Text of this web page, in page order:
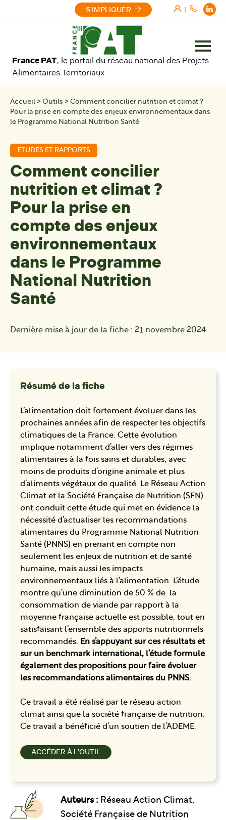
|
France PAT, le portail du réseau national des Projets
Alimentaires Territoriaux
S'IMPLIQUER
Ouvrir
le
Accueil > Outils > Comment concilier nutrition et climat ?
Pour la prise en compte des enjeux environnementaux dans
le Programme National Nutrition Santé
ETUDES ET RAPPORTS
Comment concilier
nutrition et climat ?
Pour la prise en
compte des enjeux
environnementaux
dans le Programme
National Nutrition
Santé
Dernière mise à jour de la fiche : 21 novembre 2024
Résumé de la fiche
L’alimentation doit fortement évoluer dans les
prochaines années afin de respecter les objectifs
climatiques de la France. Cette évolution
implique notamment d’aller vers des régimes
alimentaires à la fois sains et durables, avec
moins de produits d’origine animale et plus
d’aliments végétaux de qualité. Le Réseau Action
Climat et la Société Française de Nutrition (SFN)
ont conduit cette étude qui met en évidence la
nécessité d’actualiser les recommandations
alimentaires du Programme National Nutrition
Santé (PNNS) en prenant en compte non
seulement les enjeux de nutrition et de santé
humaine, mais aussi les impacts
environnementaux liés à l’alimentation. L’étude
montre qu’une diminution de 50 % de la
consommation de viande par rapport à la
moyenne française actuelle est possible, tout en
satisfaisant l’ensemble des apports nutritionnels
recommandés. En s’appuyant sur ces résultats et
sur un benchmark international, l’étude formule
également des propositions pour faire évoluer
les recommandations alimentaires du PNNS.
Ce travail a été réalisé par le réseau action
climat ainsi que la société française de nutrition.
Ce travail a bénéficié d’un soutien de l’ADEME.
ACCÉDER À L'OUTIL
Auteurs : Réseau Action Climat,
Société Française de Nutrition